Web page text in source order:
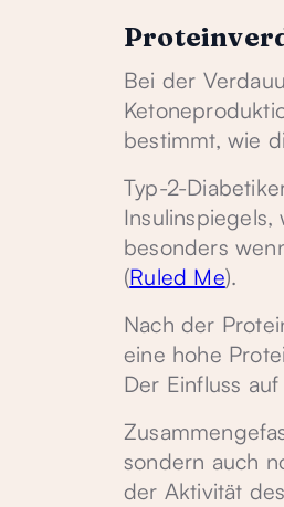
Bei der
bestimmt, wie
Typ-2-
besonders
(Ruled Me).
Nach der
eine hohe
Der Einfluss
sondern auch
der Aktivität